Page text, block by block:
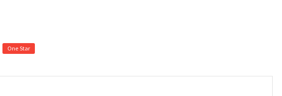
One Star